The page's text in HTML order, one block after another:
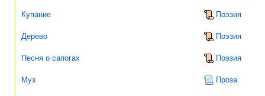
Купание Поэзия
Дерево Поэзия
Песня о сапогах Поэзия
Муз Проза